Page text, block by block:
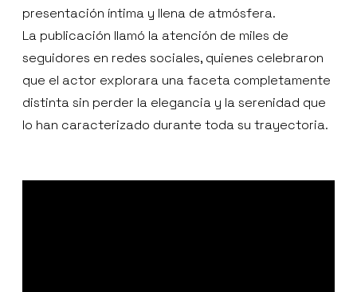
presentación íntima y llena de atmósfera.
La publicación llamó la atención de miles de
seguidores en redes sociales, quienes celebraron
que el actor explorara una faceta completamente
distinta sin perder la elegancia y la serenidad que
lo han caracterizado durante toda su trayectoria.